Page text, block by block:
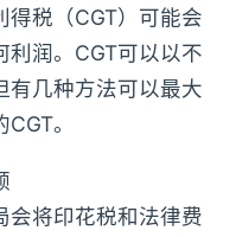
得税（CGT）可能会
润。CGT可以以不
有几种方法可以最大
。
会将印花税和法律费